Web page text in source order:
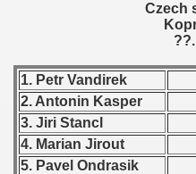
Czech
1. Petr Vandirek
2. Antonin Kasper
3. Jiri Stancl
4. Marian Jirout
5. Pavel Ondrasik
- 1959
- 1960
- 1961